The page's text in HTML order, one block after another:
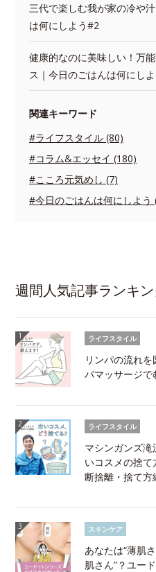
三代で楽しむ我が家の冷や
は何にしよう#2
健康的なのに美味しい！万
ス｜今日のごはんは何にし
関連キーワード
#ライフスタイル (80)
#コラム&エッセイ (180)
#こころ元気めし (7)
#今日のごはんは何にしよう
週間人気記事ランキ
ライフスタイル
リンパの流れ
パマッサージで
ライフスタイル
マシンガンズ
いコスメの捨
断捨離・捨て方
スキンケア
あなたは“薄肌
肌さん”？ユー